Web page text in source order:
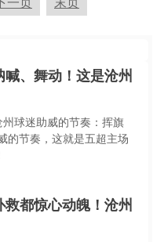
喊、舞动！这是沧州
球迷助威的节奏：挥旗
的节奏，这就是五超主场
救都惊心动魄！沧州